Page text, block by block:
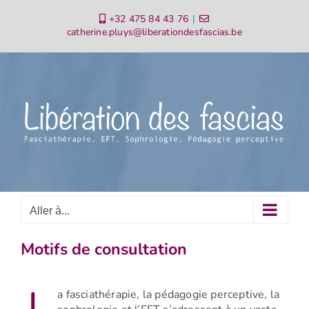
+32 475 84 43 76 |
catherine.pluys@liberationdesfascias.be
Aller à...
Motifs de consultation
a fasciathérapie, la pédagogie perceptive, la